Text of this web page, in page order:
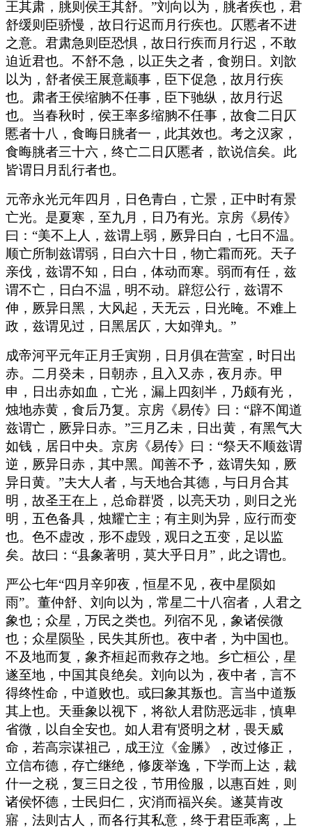
王其肃，朓则侯王其舒。”刘向以为，朓者疾也，君
舒缓则臣骄慢，故日行迟而月行疾也。仄慝者不进
之意。君肃急则臣恐惧，故日行疾而月行迟，不敢
迫近君也。不舒不急，以正失之者，食朔日。刘歆
以为，舒者侯王展意颛事，臣下促急，故月行疾
也。肃者王侯缩朒不任事，臣下驰纵，故月行迟
也。当春秋时，侯王率多缩朒不任事，故食二日仄
慝者十八，食晦日朓者一，此其效也。考之汉家，
食晦朓者三十六，终亡二日仄慝者，歆说信矣。此
皆谓日月乱行者也。
元帝永光元年四月，日色青白，亡景，正中时有景
亡光。是夏寒，至九月，日乃有光。京房《易传》
曰：“美不上人，兹谓上弱，厥异日白，七日不温。
顺亡所制兹谓弱，日白六十日，物亡霜而死。天子
亲伐，兹谓不知，日白，体动而寒。弱而有任，兹
谓不亡，日白不温，明不动。辟愆公行，兹谓不
伸，厥异日黑，大风起，天无云，日光晻。不难上
政，兹谓见过，日黑居仄，大如弹丸。”
成帝河平元年正月壬寅朔，日月俱在营室，时日出
赤。二月癸未，日朝赤，且入又赤，夜月赤。甲
申，日出赤如血，亡光，漏上四刻半，乃颇有光，
烛地赤黄，食后乃复。京房《易传》曰：“辟不闻道
兹谓亡，厥异日赤。”三月乙未，日出黄，有黑气大
如钱，居日中央。京房《易传》曰：“祭天不顺兹谓
逆，厥异日赤，其中黑。闻善不予，兹谓失知，厥
异日黄。”夫大人者，与天地合其德，与日月合其
明，故圣王在上，总命群贤，以亮天功，则日之光
明，五色备具，烛耀亡主；有主则为异，应行而变
也。色不虚改，形不虚毁，观日之五变，足以监
矣。故曰：“县象著明，莫大乎日月”，此之谓也。
严公七年“四月辛卯夜，恒星不见，夜中星陨如
雨”。董仲舒、刘向以为，常星二十八宿者，人君之
象也；众星，万民之类也。列宿不见，象诸侯微
也；众星陨坠，民失其所也。夜中者，为中国也。
不及地而复，象齐桓起而救存之地。乡亡桓公，星
遂至地，中国其良绝矣。刘向以为，夜中者，言不
得终性命，中道败也。或曰象其叛也。言当中道叛
其上也。天垂象以视下，将欲人君防恶远非，慎卑
省微，以自全安也。如人君有贤明之材，畏天威
命，若高宗谋祖己，成王泣《金縢》，改过修正，
立信布德，存亡继绝，修废举逸，下学而上达，裁
什一之税，复三日之役，节用俭服，以惠百姓，则
诸侯怀德，士民归仁，灾消而福兴矣。遂莫肯改
寤，法则古人，而各行其私意，终于君臣乖离，上